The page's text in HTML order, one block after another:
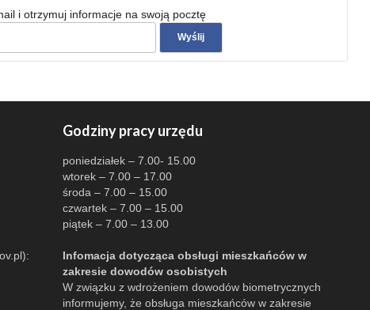
i otrzymuj informacje na swoją pocztę
Godziny pracy urzędu
poniedziałek – 7.00- 15.00
wtorek – 7.00 – 17.00
środa – 7.00 – 15.00
czwartek – 7.00 – 15.00
piątek – 7.00 – 13.00
Infomacja dotycząca obsługi mieszkańców w
zakresie dowodów osobistych
W związku z wdrożeniem dowodów biometrycznych
informujemy, że obsługa mieszkańców w zakresie